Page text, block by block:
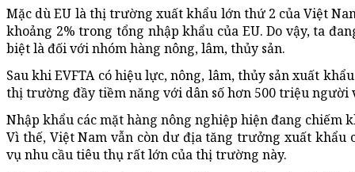
Mặc dù EU là thị trường xuất khẩu lớn thứ 2 của Việt
khoảng 2% trong tổng nhập khẩu của EU. Do vậy, ta
biệt là đối với nhóm hàng nông, lâm, thủy sản.
Sau khi EVFTA có hiệu lực, nông, lâm, thủy sản xuất
thị trường đầy tiềm năng với dân số hơn 500 triệu người
Nhập khẩu các mặt hàng nông nghiệp hiện đang chiếm
Vì thế, Việt Nam vẫn còn dư địa tăng trưởng xuất khẩu
vụ nhu cầu tiêu thụ rất lớn của thị trường này.